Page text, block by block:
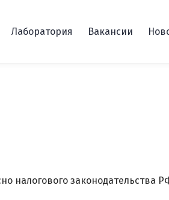
Лаборатория Вакансии
налогового законодательства